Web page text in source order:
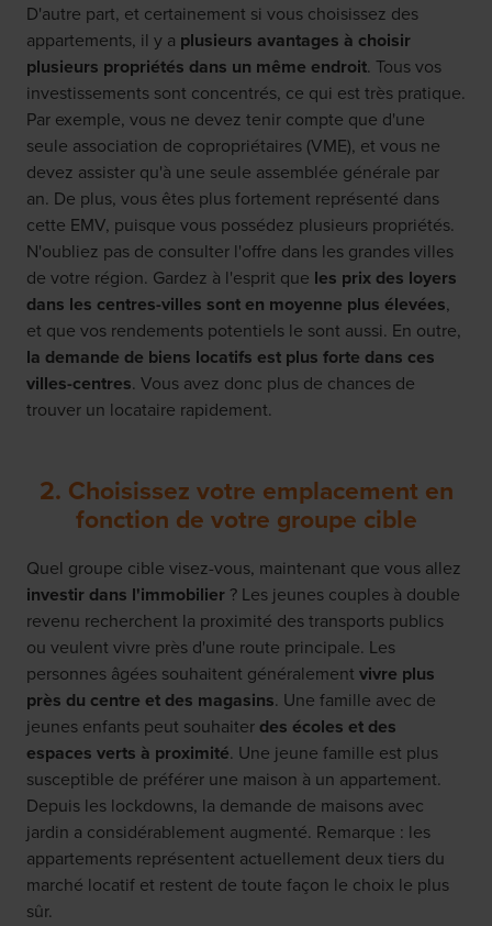
D'autre part, et certainement si vous choisissez des
appartements, il y a plusieurs avantages à choisir
plusieurs propriétés dans un même endroit. Tous vos
investissements sont concentrés, ce qui est très pratique.
Par exemple, vous ne devez tenir compte que d'une
seule association de copropriétaires (VME), et vous ne
devez assister qu'à une seule assemblée générale par
an. De plus, vous êtes plus fortement représenté dans
cette EMV, puisque vous possédez plusieurs propriétés.
N'oubliez pas de consulter l'offre dans les grandes villes
de votre région. Gardez à l'esprit que les prix des loyers
dans les centres-villes sont en moyenne plus élevées,
et que vos rendements potentiels le sont aussi. En outre,
la demande de biens locatifs est plus forte dans ces
villes-centres. Vous avez donc plus de chances de
trouver un locataire rapidement.
2. Choisissez votre emplacement en
fonction de votre groupe cible
Quel groupe cible visez-vous, maintenant que vous allez
investir dans l'immobilier ? Les jeunes couples à double
revenu recherchent la proximité des transports publics
ou veulent vivre près d'une route principale. Les
personnes âgées souhaitent généralement vivre plus
près du centre et des magasins. Une famille avec de
jeunes enfants peut souhaiter des écoles et des
espaces verts à proximité. Une jeune famille est plus
susceptible de préférer une maison à un appartement.
Depuis les lockdowns, la demande de maisons avec
jardin a considérablement augmenté. Remarque : les
appartements représentent actuellement deux tiers du
marché locatif et restent de toute façon le choix le plus
sûr.